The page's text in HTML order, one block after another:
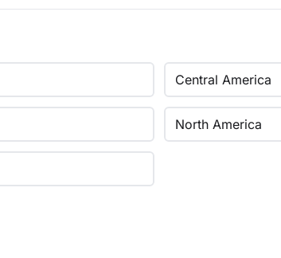
Central America
North America